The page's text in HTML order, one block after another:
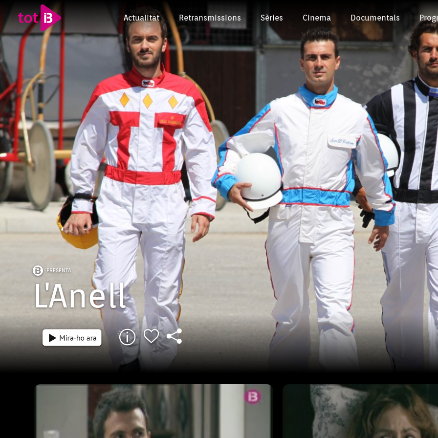
Actualitat Retransmissions Sèries Cinema Documentals
PRESENTA
L'Anell
23 min
En Macià Sampol, un jove seriós i reservat que viu a
Eivissa, torna a Mallorca per visitar la mare, que jau a
un llit molt malalta. Després de viure a fora durant
molts d'anys, es retrobarà a Manacor amb una família
marcat per la mort de son pare en un accident. Però
també hi trobarà na Carlota, la nina que el va enamorar
quan ell tenia deu anys. És clar, que na Carlota ja no és
cap nina. En Macià haurà de decidir si se'n torna a
Eivissa o si queda a Son Caliu, la llar de la seva infància.
Episodi: 01-1
56 min
En Macià Sampol, un jove seriós i
Eivissa, torna a Mallorca per visitar
un llit molt malalta. Després de
molts d'anys, es retrobarà a
marcat per la mort de son pare en
també hi trobarà na Carlota, la nina
quan ell tenia deu anys. És clar,
cap nina. En Macià haurà de
Eivissa o si queda a Son Caliu, la